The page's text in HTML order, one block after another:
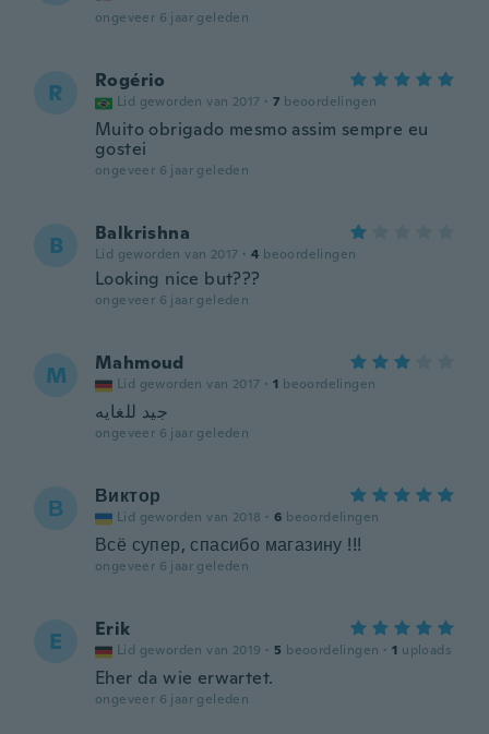
ongeveer 6 jaar geleden
R Rogério
Lid geworden van 2017 · 7 beoordelingen
Muito obrigado mesmo assim sempre eu
gostei
ongeveer 6 jaar geleden
B Balkrishna
Lid geworden van 2017 · 4 beoordelingen
Looking nice but???
ongeveer 6 jaar geleden
M Mahmoud
Lid geworden van 2017 · 1 beoordelingen
جيد للغايه
ongeveer 6 jaar geleden
В Виктор
Lid geworden van 2018 · 6 beoordelingen
Всё супер, спасибо магазину !!!
ongeveer 6 jaar geleden
E Erik
Lid geworden van 2019 · 5 beoordelingen · 1 uploads
Eher da wie erwartet.
ongeveer 6 jaar geleden